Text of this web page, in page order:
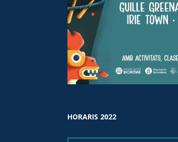
HORARIS 2022